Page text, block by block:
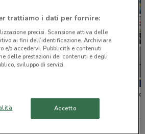
trattiamo i dati per fornire:
precisi. Scansione attiva delle
ai fini dell’identificazione. Archiviare
e/o accedervi. Pubblicità e contenuti
delle prestazioni dei contenuti e degli
sviluppo di servizi.
Accetto